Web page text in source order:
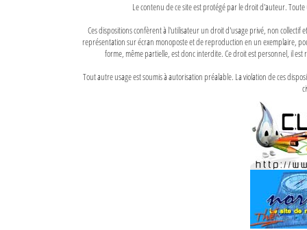
Le contenu de ce site est protégé par le droit d'auteur.
Ces dispositions confèrent à l'utilisateur un droit d'usage privé, non
représentation sur écran monoposte et de reproduction en un exemplaire,
forme, même partielle, est donc interdite. Ce droit est personnel, il
Tout autre usage est soumis à autorisation préalable. La violation de ces